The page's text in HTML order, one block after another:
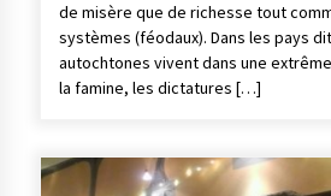
de misère que de richesse tout
systèmes (féodaux). Dans les pays
autochtones vivent dans une
la famine, les dictatures […]